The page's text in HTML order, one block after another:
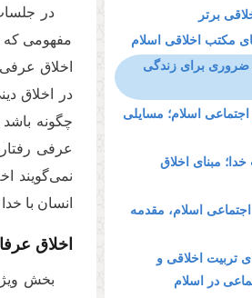
برتر
مکتب اخلاقی اسلام
ضروری برای زندگی
اسلام؛ مسایلی
مبنای اخلاق
اسلام، مقدمه
تربیت اخلاقی و
در اسلام
در
مفهومی که
اخلاق
در اخلاق
چگونه
عرفی
‌نمی‌گویند
انسان با
اخلاق
بخش